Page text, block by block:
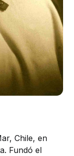
Chile, en
Fundó el